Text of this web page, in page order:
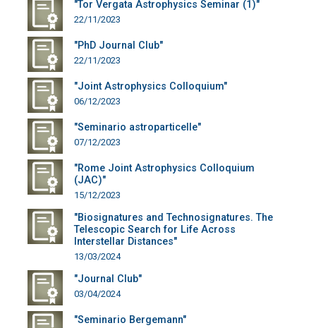
"Tor Vergata Astrophysics Seminar (1)"
22/11/2023
"PhD Journal Club"
22/11/2023
"Joint Astrophysics Colloquium"
06/12/2023
"Seminario astroparticelle"
07/12/2023
"Rome Joint Astrophysics Colloquium
(JAC)"
15/12/2023
"Biosignatures and Technosignatures. The
Telescopic Search for Life Across
Interstellar Distances"
13/03/2024
"Journal Club"
03/04/2024
"Seminario Bergemann"